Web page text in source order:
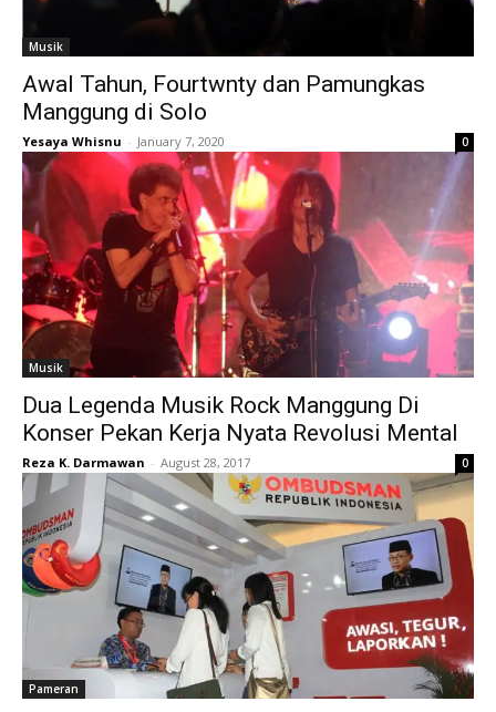
Musik
Awal Tahun, Fourtwnty dan Pamungkas
Manggung di Solo
Yesaya Whisnu - January 7, 2020 0
Musik
Dua Legenda Musik Rock Manggung Di
Konser Pekan Kerja Nyata Revolusi Mental
Reza K. Darmawan - August 28, 2017 0
Pameran